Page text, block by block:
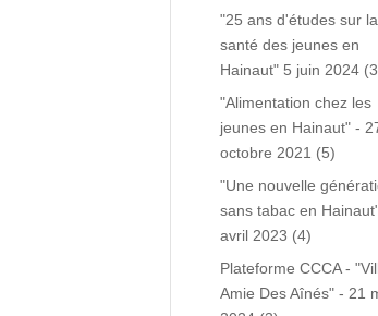
"25 ans d'études sur la
santé des jeunes en
Hainaut" 5 juin 2024
"Alimentation chez les
jeunes en Hainaut" -
octobre 2021 (5)
"Une nouvelle
sans tabac en
avril 2023 (4)
Plateforme CCCA -
Amie Des Aînés" - 21